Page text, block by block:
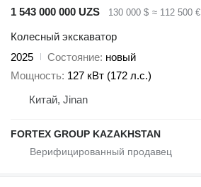
1 543 000 000 UZS
130 000 $ ≈ 112 500 €
Колесный экскаватор
2025
Состояние новый
Мощность 127 кВт (172 л.с.)
Китай, Jinan
FORTEX GROUP KAZAKHSTAN